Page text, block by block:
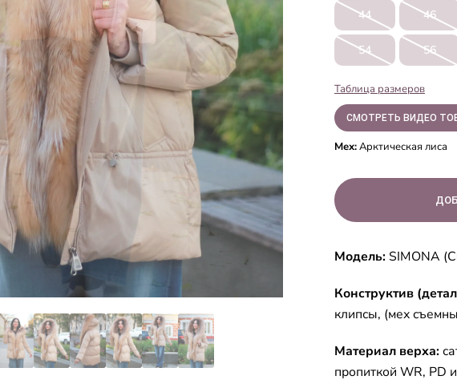
44 46
54 56
Таблица размеров
СМОТРЕТЬ ВИДЕО
Мех:Арктическая лиса
Модель: SIMONA
Конструктив
клипсы, (мех
Материал верха:
пропиткой WR, PD